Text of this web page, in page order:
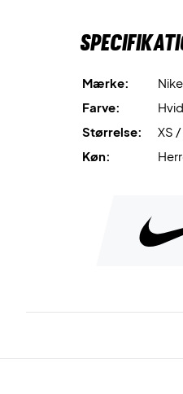
Mærke:
Nike
Farve:
Hvid
Størrelse:
XS /
Køn: